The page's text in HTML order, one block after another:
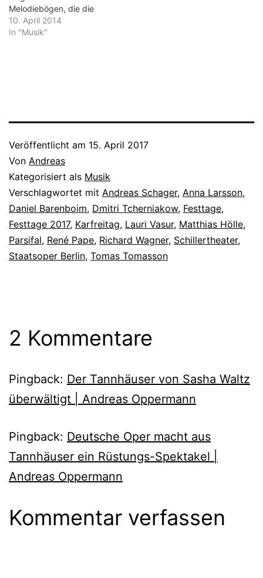
Melodiebögen, die die
ernste und feierliche
Thematik tragen. Aber die
10. April 2014
In "Musik"
Veröffentlicht am 15. April 2017
Von Andreas
Kategorisiert als Musik
Verschlagwortet mit Andreas Schager, Anna Larsson,
Daniel Barenboim, Dmitri Tcherniakow, Festtage,
Festtage 2017, Karfreitag, Lauri Vasur, Matthias Hölle,
Parsifal, René Pape, Richard Wagner, Schillertheater,
Staatsoper Berlin, Tomas Tomasson
2 Kommentare
Pingback: Der Tannhäuser von Sasha Waltz
überwältigt | Andreas Oppermann
Pingback: Deutsche Oper macht aus
Tannhäuser ein Rüstungs-Spektakel |
Andreas Oppermann
Kommentar verfassen